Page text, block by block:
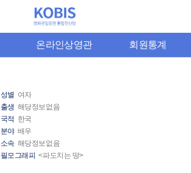
온라인상영관 회원통계
성별 여자
출생 해당정보없음
국적 한국
분야 배우
소속 해당정보없음
필모그래피 <파도치는 땅>